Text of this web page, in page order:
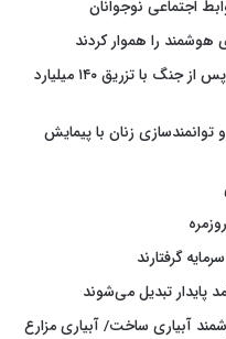
اجتماعی نوجوانان
را هموار کردند
مهار موج تعدیل نیروی شرکت‌های فناور پس از جنگ با تزریق ۱۴۰ میلیارد
زنان با پیمایش
گرفتارند
پایدار تبدیل می‌شوند
آبیاری ساخت/ آبیاری مزارع